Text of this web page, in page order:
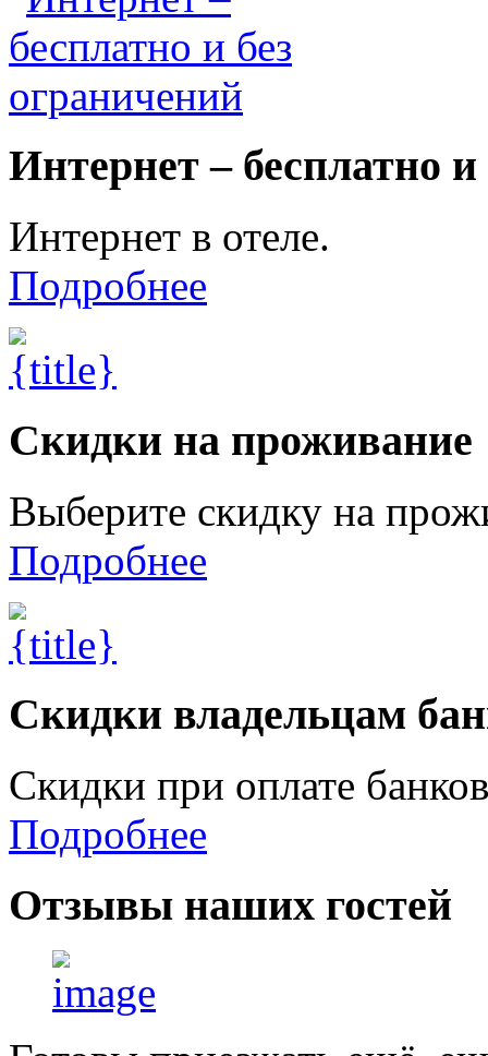
Интернет – бесплатно
Интернет в отеле.
Подробнее
Скидки на проживание
Выберите скидку на
Подробнее
Скидки владельцам
Скидки при оплате
Подробнее
Отзывы наших гостей